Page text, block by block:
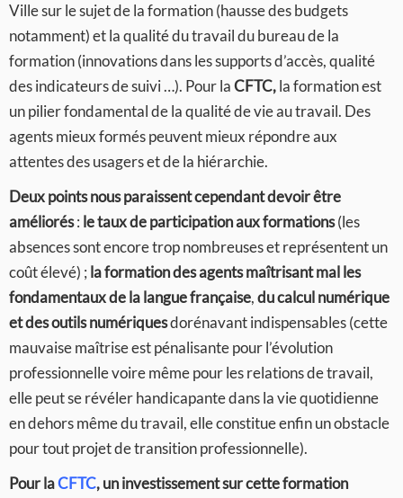
Ville sur le sujet de la formation (hausse des budgets
notamment) et la qualité du travail du bureau de la
formation (innovations dans les supports d’accès, qualité
des indicateurs de suivi …). Pour laCFTC,la formation est
un pilier fondamental de la qualité de vie au travail. Des
agents mieux formés peuvent mieux répondre aux
attentes des usagers et de la hiérarchie.
Deux points nous paraissent cependant devoir être
améliorés: le taux de participation aux formations(les
absences sont encore trop nombreuses et représentent un
coût élevé) ; la formation des agents maîtrisant mal les
fondamentaux de la langue française,du calcul numérique
et des outils numériquesdorénavant indispensables (cette
mauvaise maîtrise est pénalisante pour l’évolution
professionnelle voire même pour les relations de travail,
elle peut se révéler handicapante dans la vie quotidienne
en dehors même du travail, elle constitue enfin un obstacle
pour tout projet de transition professionnelle).
Pour laCFTC, un investissement sur cette formation